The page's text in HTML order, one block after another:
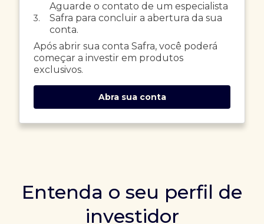
3.
Aguarde o contato de um especialista
Safra para concluir a abertura da sua
conta.
Após abrir sua conta Safra, você poderá
começar a investir em produtos
exclusivos.
Abra sua conta
Entenda o seu perfil de
investidor